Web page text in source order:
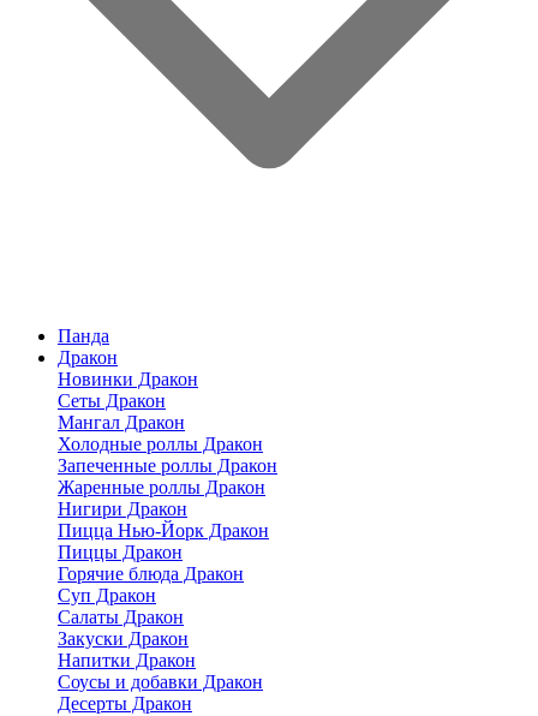
Панда
Дракон
Новинки Дракон
Сеты Дракон
Мангал Дракон
Холодные роллы Дракон
Запеченные роллы Дракон
Жаренные роллы Дракон
Нигири Дракон
Пицца Нью-Йорк Дракон
Пиццы Дракон
Горячие блюда Дракон
Суп Дракон
Салаты Дракон
Закуски Дракон
Напитки Дракон
Соусы и добавки Дракон
Десерты Дракон